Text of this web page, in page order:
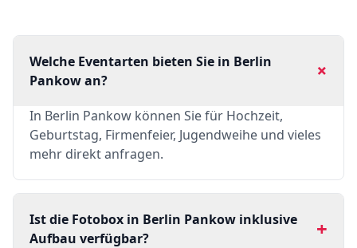
Welche Eventarten bieten Sie in Berlin
Pankow an?
+
In Berlin Pankow können Sie für Hochzeit,
Geburtstag, Firmenfeier, Jugendweihe und vieles
mehr direkt anfragen.
Ist die Fotobox in Berlin Pankow inklusive
Aufbau verfügbar?
+